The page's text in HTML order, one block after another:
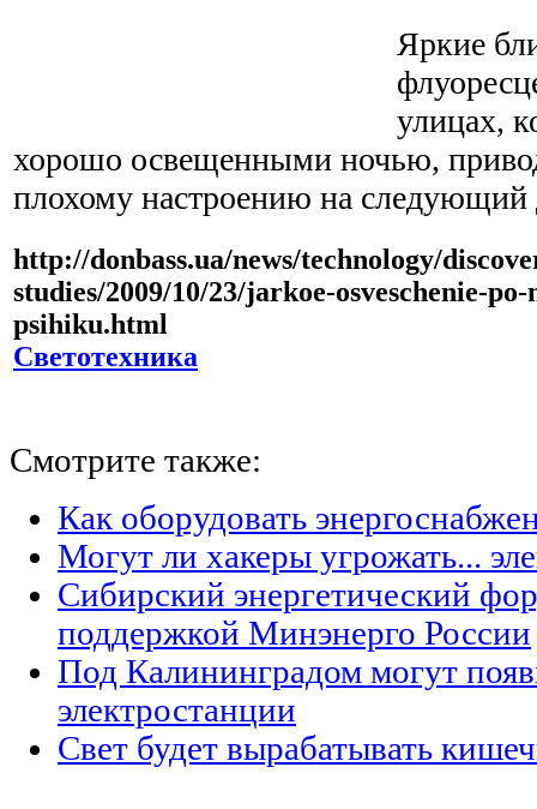
Яркие
улицах,
хорошо освещенными ночью,
плохому настроению на следующий
http://donbass.ua/news/technology/
studies/2009/10/23/jarkoe-osveschenie-
psihiku.html
Светотехника
Смотрите также:
Как оборудовать
Могут ли хакеры угрожать...
Сибирский энергетический
поддержкой Минэнерго России
Под Калининградом могут
электростанции
Свет будет вырабатывать